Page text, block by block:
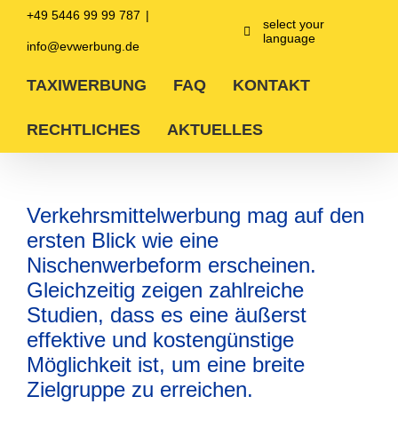
springen
+49 5446 99 99 787 |
info@evwerbung.de
select your
language
TAXIWERBUNG FAQ KONTAKT
RECHTLICHES AKTUELLES
Verkehrsmittelwerbung mag auf den
ersten Blick wie eine
Nischenwerbeform erscheinen.
Gleichzeitig zeigen zahlreiche
Studien, dass es eine äußerst
effektive und kostengünstige
Möglichkeit ist, um eine breite
Zielgruppe zu erreichen.